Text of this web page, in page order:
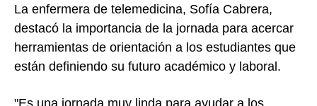
La enfermera de telemedicina, Sofía Cabrera,
destacó la importancia de la jornada para acercar
herramientas de orientación a los estudiantes que
están definiendo su futuro académico y laboral.
"Es una jornada muy linda para ayudar a los